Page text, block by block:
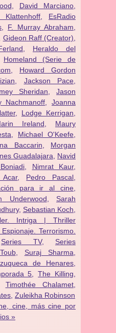
David Marciano
Klattenhoff
EsRadio
F. Murray Abraham
Gideon Raff (Creator)
Heraldo del
Homeland (Serie de
Howard Gordon
Jackson Pace
Sheridan
Jason
Nachmanoff
Joanna
, Lodge Kerrigan
Ireland
Maury
Michael O'Keefe
Baccarin
Morgan
Guadalajara
Navid
Nimrat Kaur,
Acar, Pedro Pascal
para ir al cine
Underwood
Sarah
, Sebastian Koch
Intriga | Thriller
Terrorismo.
Series TV, Series
, Suraj Sharma
de Henares
5 ,The Killing
Timothée Chalamet
Zuleikha Robinson
cine, más cine por
»